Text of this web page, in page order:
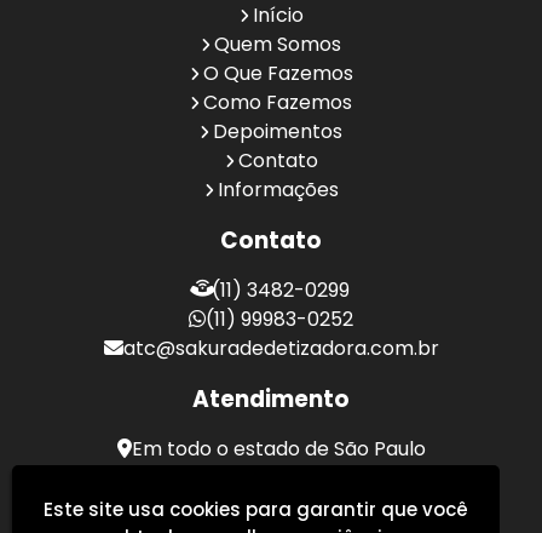
Início
Quem Somos
O Que Fazemos
Como Fazemos
Depoimentos
Contato
Informações
Contato
(11) 3482-0299
(11) 99983-0252
atc@sakuradedetizadora.com.br
Atendimento
Em todo o estado de São Paulo
Este site usa cookies para garantir que você